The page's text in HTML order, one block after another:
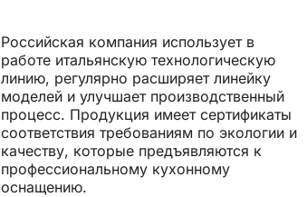
Российская компания использует в
работе итальянскую технологическую
линию, регулярно расширяет линейку
моделей и улучшает производственный
процесс. Продукция имеет сертификаты
соответствия требованиям по экологии и
качеству, которые предъявляются к
профессиональному кухонному
оснащению.